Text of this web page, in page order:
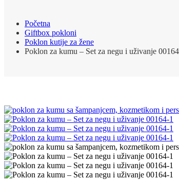
Početna
Giftbox pokloni
Poklon kutije za žene
Poklon za kumu – Set za negu i uživanje